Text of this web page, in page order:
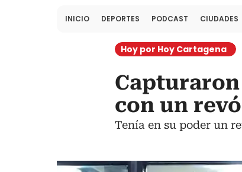
INICIO DEPORTES PODCAST CIUDADES
Hoy por Hoy Cartagena
Capturaron
con un
Tenía en su poder un